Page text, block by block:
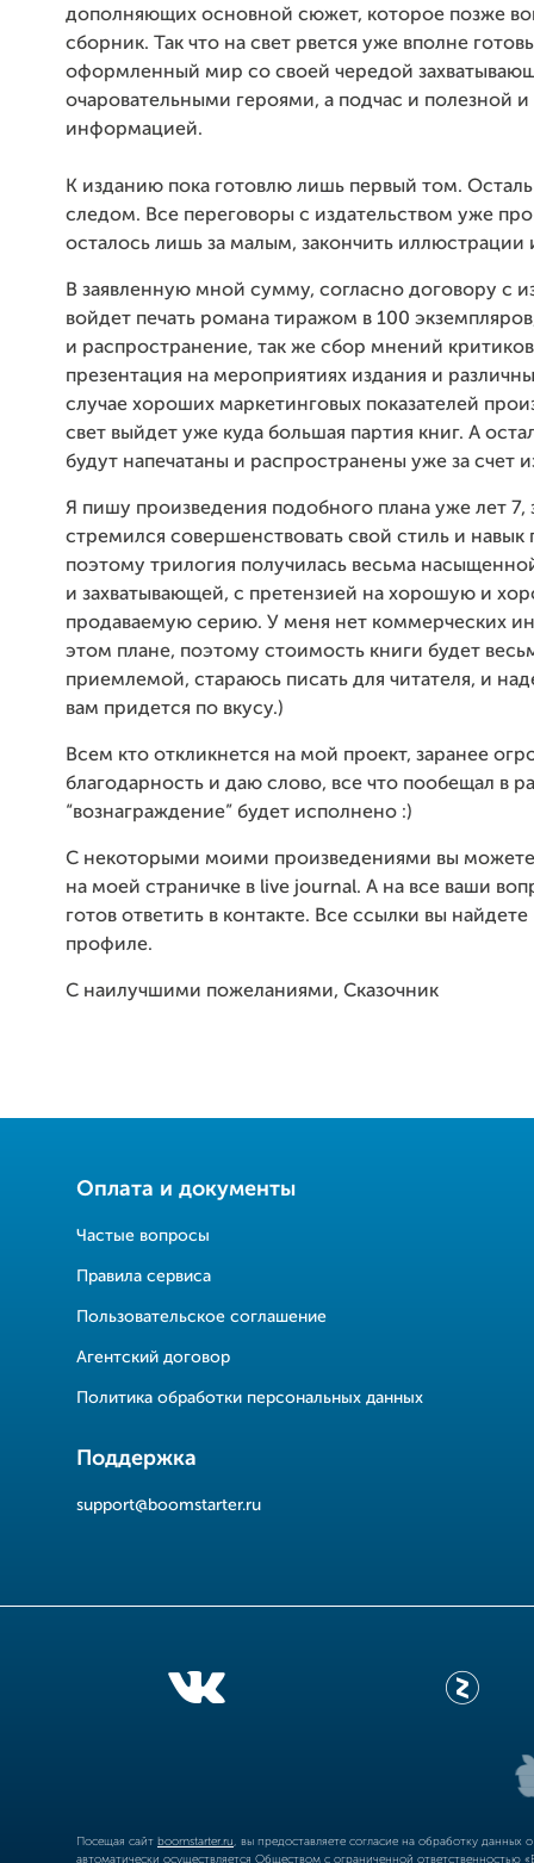
дополняющих основной сюжет, которое позже
сборник. Так что на свет рвется уже вполне
оформленный мир со своей чередой
очаровательными героями, а подчас и полезной
информацией.
К изданию пока готовлю лишь первый том.
следом. Все переговоры с издательством уже
осталось лишь за малым, закончить иллюстрации
В заявленную мной сумму, согласно договору с
войдет печать романа тиражом в 100
и распространение, так же сбор мнений
презентация на мероприятиях издания и
случае хороших маркетинговых показателей
свет выйдет уже куда большая партия книг. А
будут напечатаны и распространены уже за счет
Я пишу произведения подобного плана уже лет 7,
стремился совершенствовать свой стиль и навык
поэтому трилогия получилась весьма
и захватывающей, с претензией на хорошую и
продаваемую серию. У меня нет коммерческих
этом плане, поэтому стоимость книги будет
приемлемой, стараюсь писать для читателя, и
вам придется по вкусу.)
Всем кто откликнется на мой проект, заранее
благодарность и даю слово, все что пообещал в
“вознаграждение” будет исполнено :)
С некоторыми моими произведениями вы можете
на моей страничке в live journal. А на все ваши
готов ответить в контакте. Все ссылки вы
профиле.
С наилучшими пожеланиями, Сказочник
Оплата и документы
Частые вопросы
Правила сервиса
Пользовательское соглашение
Агентский договор
Политика обработки персональных данных
Поддержка
support@boomstarter.ru
Посещая сайт boomstarter.ru , вы предоставляете согласие на обработку
автоматически осуществляется Обществом с ограниченной